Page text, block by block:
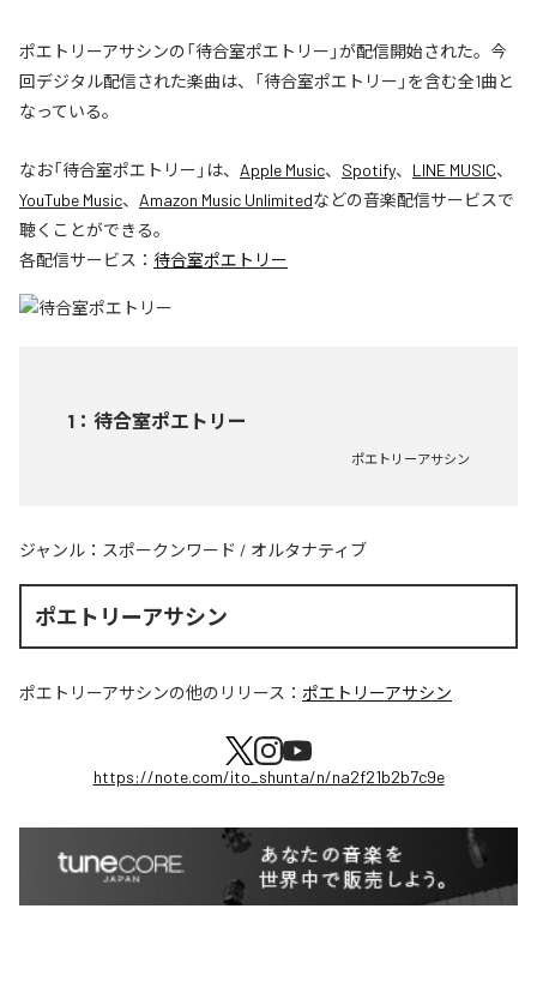
ポエトリーアサシンの「待合室ポエトリー」が配信開始された。今
回デジタル配信された楽曲は、「待合室ポエトリー」を含む全1曲と
なっている。
なお「待合室ポエトリー 」は、 Apple Music、 Spotify、 LINE MUSIC、
YouTube Music、 Amazon Music Unlimitedなどの音楽配信サービスで
聴くことができる。
各配信サービス： 待合室ポエトリー
1 ： 待合室ポエトリー
ポエトリーアサシン
ジャンル： スポークンワード / オルタナティブ
ポエトリーアサシン
ポエトリーアサシンの他のリリース： ポエトリーアサシン
https://note.com/ito_shunta/n/na2f21b2b7c9e